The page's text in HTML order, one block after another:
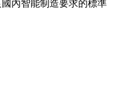
內智能制造要求的標準